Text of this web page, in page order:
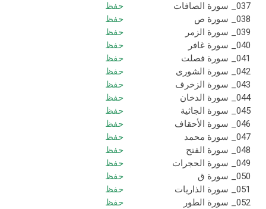
037_ سورة الصافات
حفظ
038_ سورة ص
حفظ
039_ سورة الزمر
حفظ
040_ سورة غافر
حفظ
041_ سورة فصلت
حفظ
042_ سورة الشورى
حفظ
043_ سورة الزخرف
حفظ
044_ سورة الدخان
حفظ
045_ سورة الجاثية
حفظ
046_ سورة الأحقاف
حفظ
047_ سورة محمد
حفظ
048_ سورة الفتح
حفظ
049_ سورة الحجرات
حفظ
050_ سورة ق
حفظ
051_ سورة الذاريات
حفظ
052_ سورة الطور
حفظ